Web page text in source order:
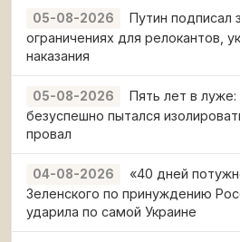
05-08-2026
Путин подписал
ограничениях для релокантов,
наказания
05-08-2026
Пять лет в луже:
безуспешно пытался
провал
04-08-2026
«40 дней
Зеленского по принуждению
ударила по самой Украине